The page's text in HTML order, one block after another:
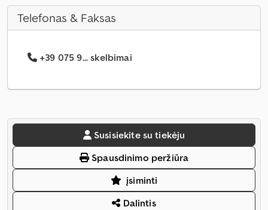
Telefonas & Faksas
+39 075 9... skelbimai
Susisiekite su tiekėju
Spausdinimo peržiūra
įsiminti
Dalintis